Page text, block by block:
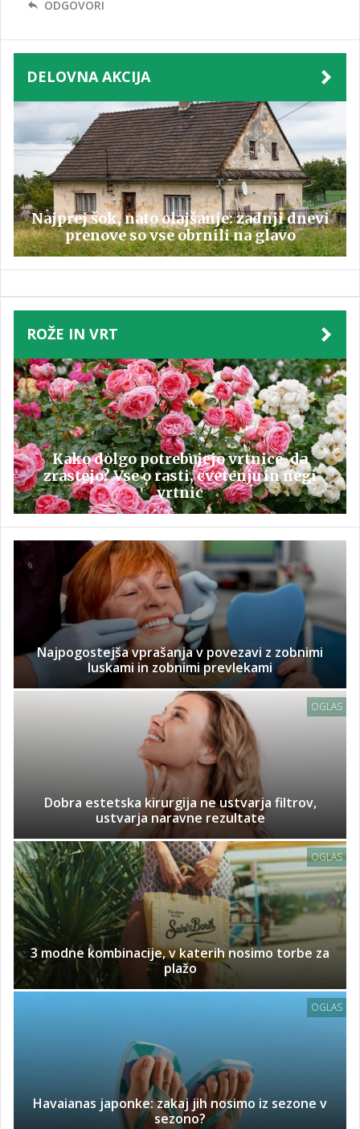
ODGOVORI
DELOVNA AKCIJA
Najprej šok, nato olajšanje: zadnji dnevi
prenove so vse obrnili na glavo
ROŽE IN VRT
Kako dolgo potrebujejo vrtnice, da
zrastejo? Vse o rasti, cvetenju in negi
vrtnic
Najpogostejša vprašanja v povezavi z zobnimi
luskami in zobnimi prevlekami
OGLAS
Dobra estetska kirurgija ne ustvarja filtrov,
ustvarja naravne rezultate
OGLAS
3 modne kombinacije, v katerih nosimo torbe za
plažo
OGLAS
Havaianas japonke: zakaj jih nosimo iz sezone v
sezono?